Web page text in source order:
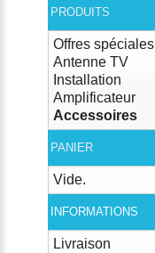
PRODUITS
Offres spéciales
Antenne TV
Installation
Amplificateur
Accessoires
PANIER
Vide.
INFORMATIONS
Livraison